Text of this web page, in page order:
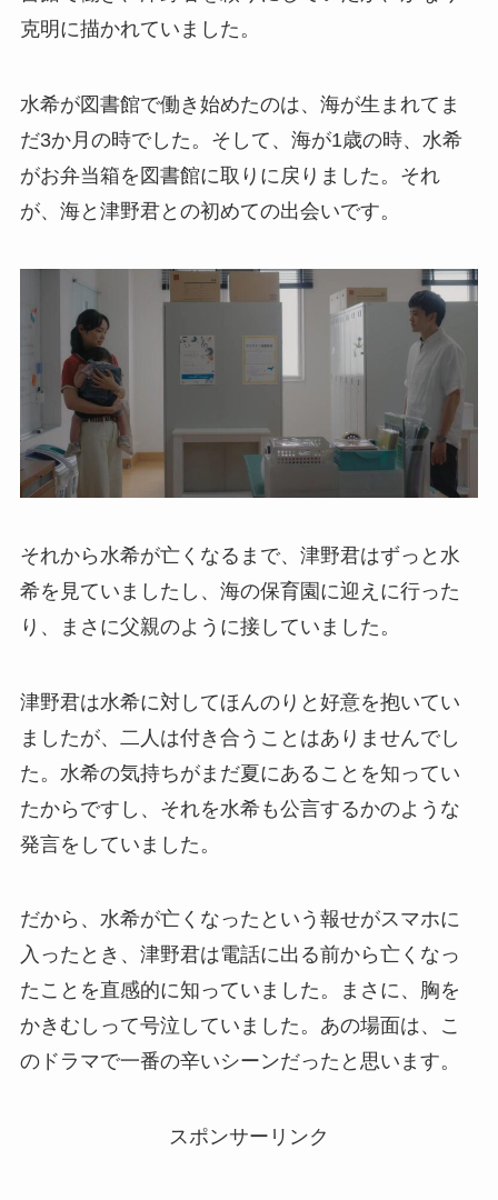
克明に描かれていました。
水希が図書館で働き始めたのは、海が生まれてま
だ3か月の時でした。そして、海が1歳の時、水希
がお弁当箱を図書館に取りに戻りました。それ
が、海と津野君との初めての出会いです。
それから水希が亡くなるまで、津野君はずっと水
希を見ていましたし、海の保育園に迎えに行った
り、まさに父親のように接していました。
津野君は水希に対してほんのりと好意を抱いてい
ましたが、二人は付き合うことはありませんでし
た。水希の気持ちがまだ夏にあることを知ってい
たからですし、それを水希も公言するかのような
発言をしていました。
だから、水希が亡くなったという報せがスマホに
入ったとき、津野君は電話に出る前から亡くなっ
たことを直感的に知っていました。まさに、胸を
かきむしって号泣していました。あの場面は、こ
のドラマで一番の辛いシーンだったと思います。
スポンサーリンク